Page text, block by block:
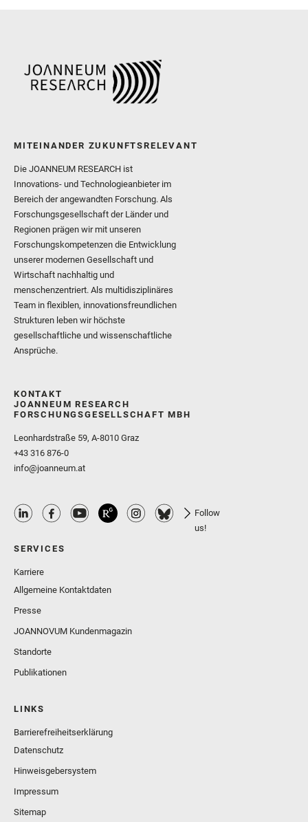
MITEINANDER ZUKUNFTSRELEVANT
Die JOANNEUM RESEARCH ist
Innovations- und Technologieanbieter im
Bereich der angewandten Forschung. Als
Forschungsgesellschaft der Länder und
Regionen prägen wir mit unseren
Forschungskompetenzen die Entwicklung
unserer modernen Gesellschaft und
Wirtschaft nachhaltig und
menschenzentriert. Als multidisziplinäres
Team in flexiblen, innovationsfreundlichen
Strukturen leben wir höchste
gesellschaftliche und wissenschaftliche
Ansprüche.
KONTAKT
JOANNEUM RESEARCH
FORSCHUNGSGESELLSCHAFT MBH
Leonhardstraße 59, A-8010 Graz
+43 316 876-0
info@joanneum.at
Follow
us!
SERVICES
Karriere
Allgemeine Kontaktdaten
Presse
JOANNOVUM Kundenmagazin
Standorte
Publikationen
LINKS
Barrierefreiheitserklärung
Datenschutz
Hinweisgebersystem
Impressum
Sitemap